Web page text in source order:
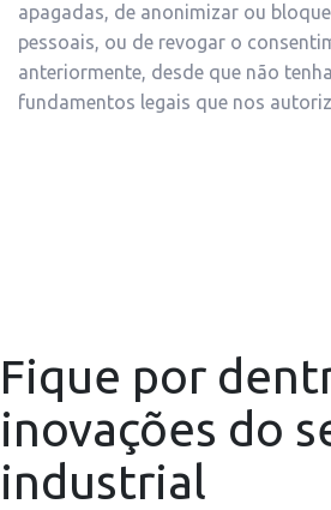
apagadas, de anonimizar ou
pessoais, ou de revogar o
anteriormente, desde que não
fundamentos legais que nos
Fique por
inovações do
industrial